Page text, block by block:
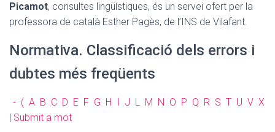
I
Picamot, consultes lingüístiques, és un servei ofert per la
professora de català Esther Pagès, de l’INS de Vilafant.
Normativa. Classificació dels errors i
dubtes més freqüents
- ( A B C D E F G H I J L M N O P Q R S T U V X
| Submit a mot